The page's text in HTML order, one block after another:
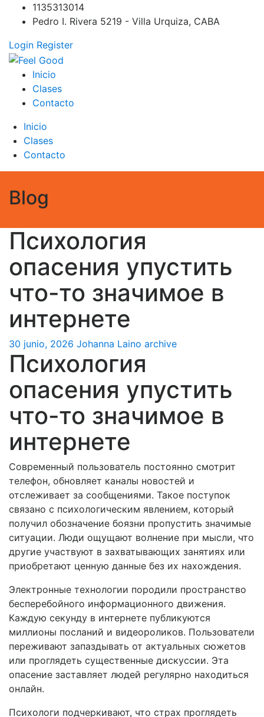
1135313014
Pedro I. Rivera 5219 - Villa Urquiza, CABA
Login Register
Feel Good
PILATES REFORMER – PILATES SPRINBOARD – PILATES
CIRCUITO – Clases Online
Inicio
Clases
Contacto
Inicio
Clases
Contacto
Blog
Психология
опасения упустить
что-то значимое в
интернете
30 junio, 2026 Johanna Laino archive
Психология
опасения упустить
что-то значимое в
интернете
Современный пользователь постоянно смотрит
телефон, обновляет каналы новостей и
отслеживает за сообщениями. Такое поступок
связано с психологическим явлением, который
получил обозначение боязни пропустить значимые
ситуации. Люди ощущают волнение при мысли, что
другие участвуют в захватывающих занятиях или
приобретают ценную данные без их нахождения.
Электронные технологии породили пространство
бесперебойного информационного движения.
Каждую секунду в интернете публикуются
миллионы посланий и видеороликов. Пользователи
переживают запаздывать от актуальных сюжетов
или проглядеть существенные дискуссии. Эта
опасение заставляет людей регулярно находиться
онлайн.
Психологи подчеркивают, что страх проглядеть